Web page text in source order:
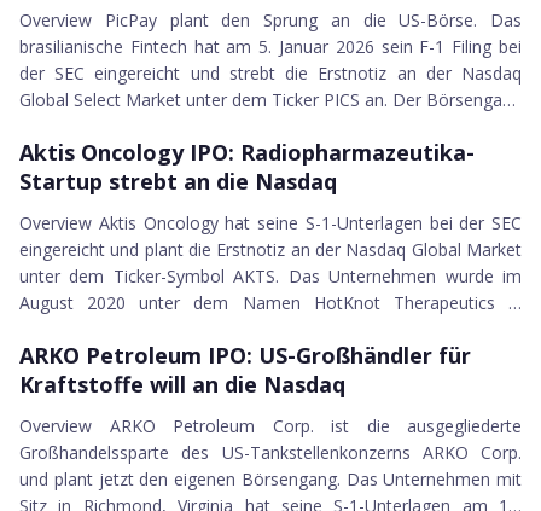
Aura Minerals
Almonty Industries Inc.
CoastalSouth Bancshares Inc.
Jefferson Capital
Caris Life Sciences Inc.
Slide Insurance Holdings Inc.
AIRO Group Holdings
Chime Financial Inc.
Vantage Corp.
Ategrity Specialty Holdings
Voyager Technologies Inc.
Omada Health
Circle Internet Corp.
Hinge Health Inc.
MNTN Inc.
Arrive AI
Antalpha Platform Holding Ltd.
rund 50 Millionen...
Overview PicPay plant den Sprung an die US-Börse. Das
brasilianische Fintech hat am 5. Januar 2026 sein F-1 Filing bei
der SEC eingereicht und strebt die Erstnotiz an der Nasdaq
Global Select Market unter dem Ticker PICS an. Der Börsengang
Muttergesellschaft vor dem IPO aus der bisherigen Picpay
Holdings Netherlands B.V. hervorgeht. Das operative Geschäft
Vitória im Bundessta...
Aktis Oncology IPO
19.12.2025
Aktis Oncology IPO: Radiopharmazeutika-
Startup strebt an die Nasdaq
Overview Aktis Oncology hat seine S-1-Unterlagen bei der SEC
eingereicht und plant die Erstnotiz an der Nasdaq Global Market
unter dem Ticker-Symbol AKTS. Das Unternehmen wurde im
August 2020 unter dem Namen HotKnot Therapeutics in
umbenannt. Der Sitz ist in Boston, Massachusetts. Der
Zeitpunkt für den Börsengang ist strategisch gewählt. Der Markt
frühen, aber stark wachsenden Phas...
ARKO Petroleum IPO
19.12.2025
ARKO Petroleum IPO: US-Großhändler für
Kraftstoffe will an die Nasdaq
Overview ARKO Petroleum Corp. ist die ausgegliederte
Großhandelssparte des US-Tankstellenkonzerns ARKO Corp.
und plant jetzt den eigenen Börsengang. Das Unternehmen mit
Sitz in Richmond, Virginia hat seine S-1-Unterlagen am 19.